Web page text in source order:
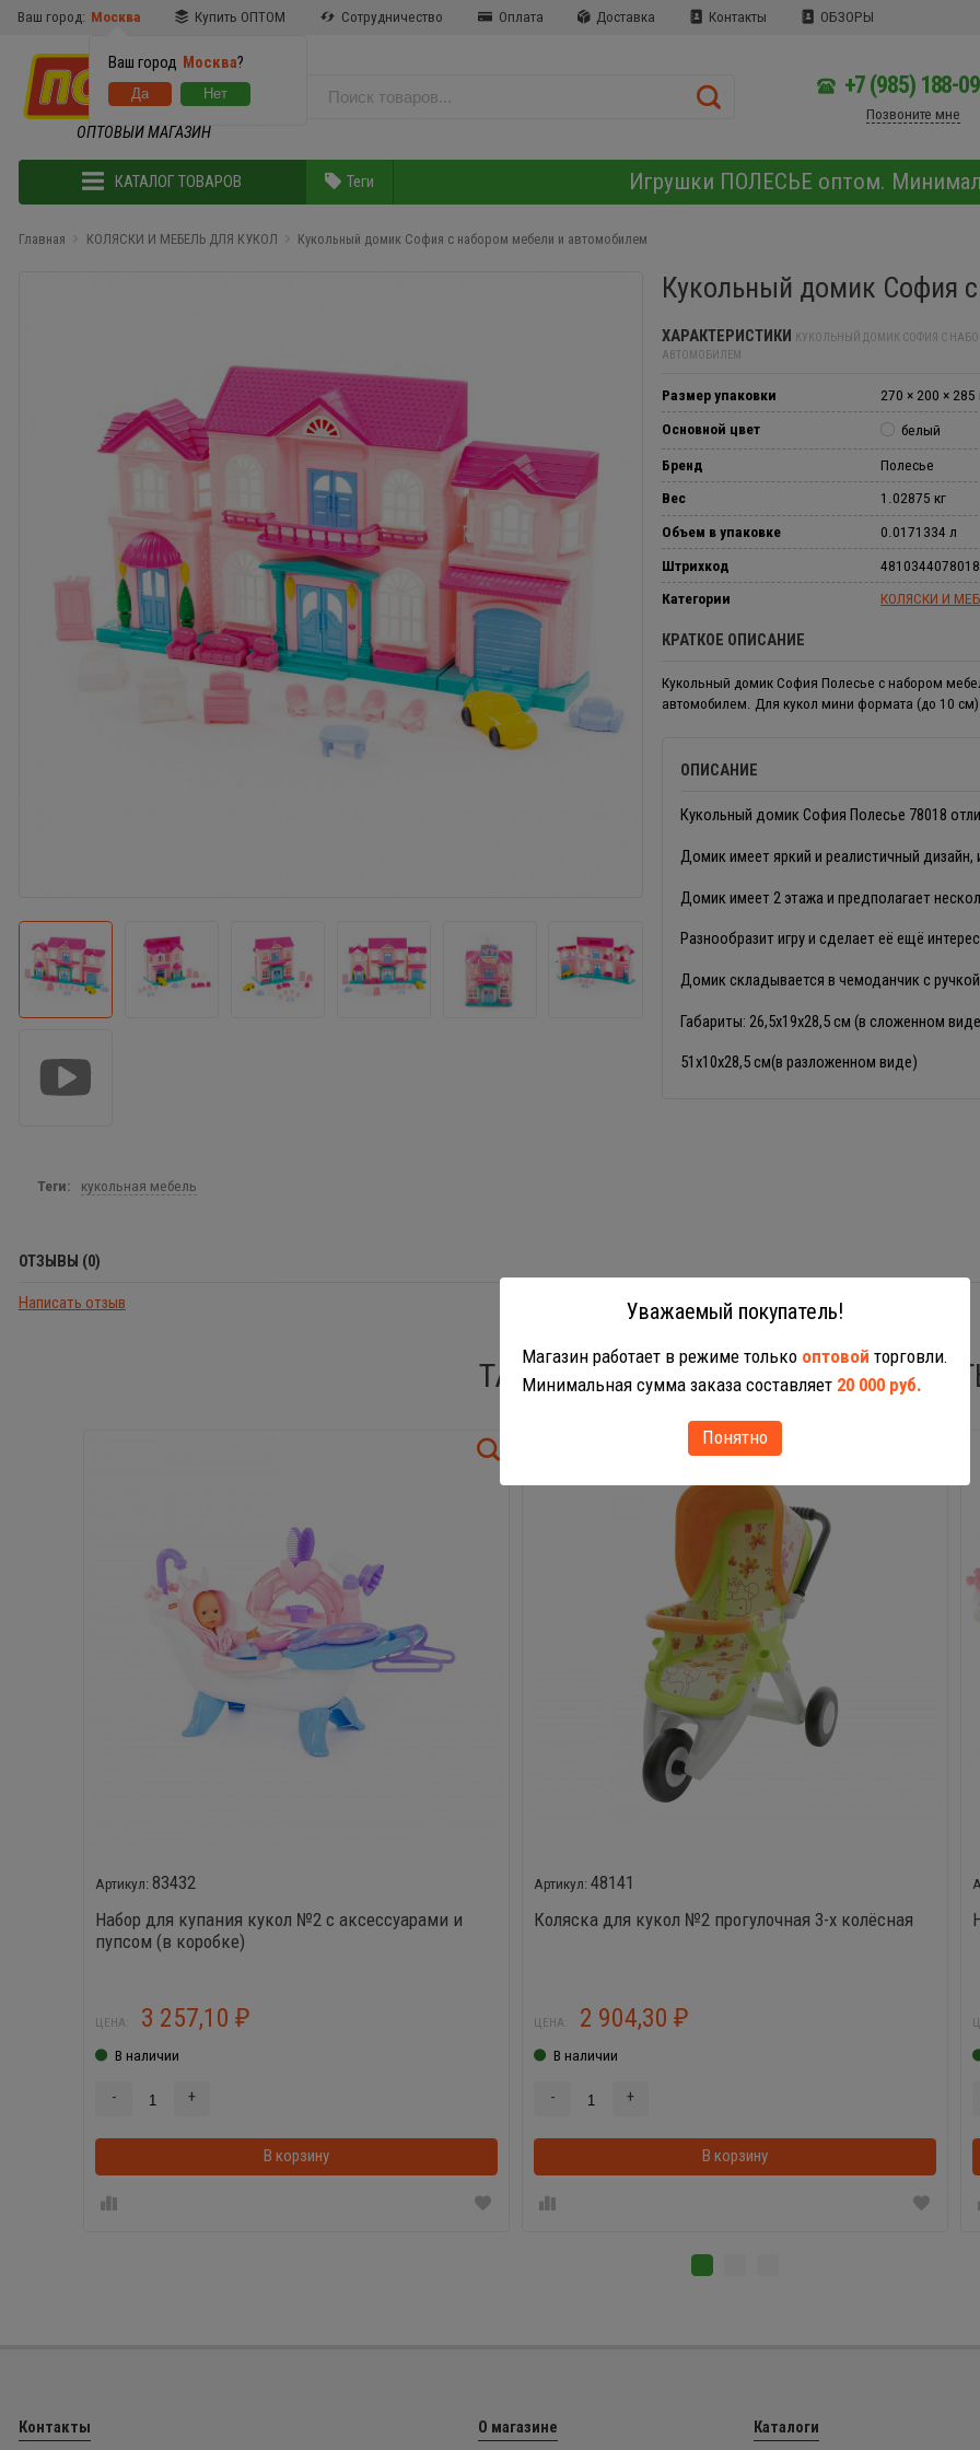
Ваш город: Москва
Ваш город Москва?
Купить ОПТОМ Сотрудничество Оплата Доставка Контакты ОБЗОРЫ
ОПТОВЫЙ МАГАЗИН
+7 (985) 188-
Позвоните мне
КАТАЛОГ ТОВАРОВ Теги Игрушки ПОЛЕСЬЕ оптом.
Главная КОЛЯСКИ И МЕБЕЛЬ ДЛЯ КУКОЛ Кукольный домик София с набором мебели и автомобилем
Кукольный домик София
ХАРАКТЕРИСТИКИ КУКОЛЬНЫЙ ДОМИК СОФИЯ С
АВТОМОБИЛЕМ
Размер упаковки
270 × 200 ×
Основной цвет
белый
Бренд
Полесье
Вес
1.02875 кг
Объем в упаковке
0.0171334 л
Штрихкод
4810344078018
Категории
КОЛЯСКИ И
КРАТКОЕ ОПИСАНИЕ
Кукольный домик София Полесье с набором
автомобилем. Для кукол мини формата (до 10 см)
ОПИСАНИЕ
Кукольный домик София Полесье 78018
Домик имеет яркий и реалистичный дизайн,
Домик имеет 2 этажа и предполагает
Разнообразит игру и сделает её ещё
Домик складывается в чемоданчик с
Габариты: 26,5х19х28,5 см (в сложенном
51х10х28,5 см(в разложенном виде)
Теги: кукольная мебель
ОТЗЫВЫ (0)
Написать отзыв
ТАКЖЕ ВАС МОГУТ
83432
Набор для купания кукол №2 с аксессуарами и
пупсом (в коробке)
ЦЕНА: 3 257,10 ₽
В наличии
- +
В корзину В корзинке
48141
Коляска для кукол №2 прогулочная 3-х колёсная
ЦЕНА: 2 904,30 ₽
В наличии
- +
В корзину
Контакты О магазине Каталоги
Уважаемый покупатель!
Магазин работает в режиме только оптовой торговли.
Минимальная сумма заказа составляет 20 000 руб.
Понятно